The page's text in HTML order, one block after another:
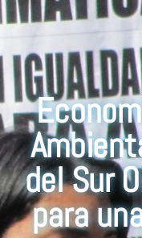
del Sur
para